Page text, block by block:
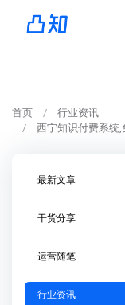
首页
行业资讯
西宁知识付费系统
最新文章
干货分享
运营随笔
行业资讯